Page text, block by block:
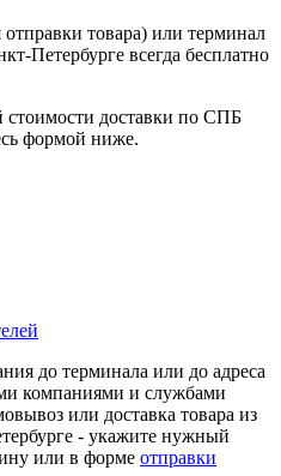
товара) или терминал
Петербурге всегда бесплатно
стоимости доставки по СПБ
формой ниже.
до терминала или до адреса
компаниями и службами
или доставка товара из
- укажите нужный
или в форме отправки